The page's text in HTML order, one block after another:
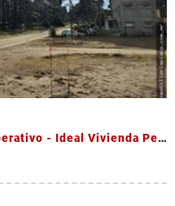
Terreno en Venta - Barrio Cooperativo - Ideal Vivienda Permanente